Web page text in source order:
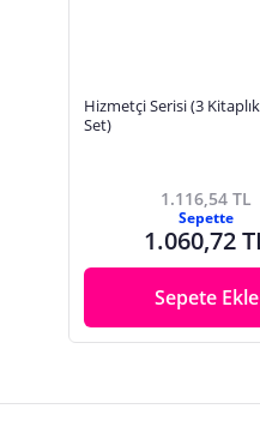
Hizmetçi Serisi (3
Set)
1.116,54 TL
Sepette
1.060,72
Sepete Ekle